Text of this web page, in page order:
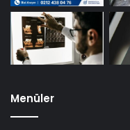
Menüler